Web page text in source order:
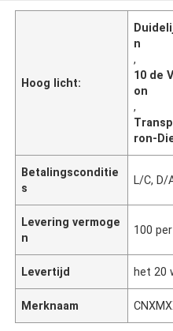
Hoog licht:
n
,
10 de
on
,
ron-
Betalingsconditie
s
L/C, D/
Levering vermoge
n
100
Levertijd het 20
Merknaam